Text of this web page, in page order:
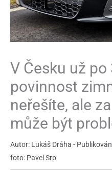
V Česku už po
povinnost
neřešíte, ale
může být
Autor: Lukáš Dráha -
foto: Pavel Srp